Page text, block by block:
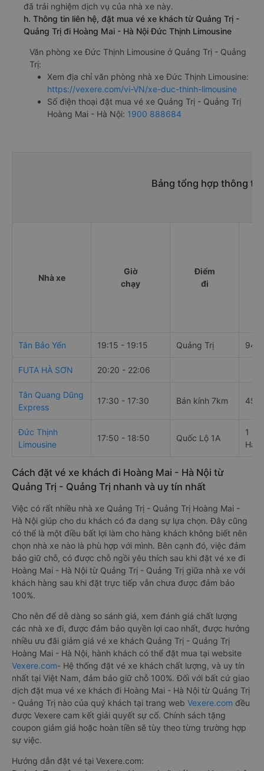
đã trải nghiệm dịch vụ của nhà xe này.
h. Thông tin liên hệ, đặt mua vé xe khách từ Quảng Trị -
Quảng Trị đi Hoàng Mai - Hà Nội Đức Thịnh Limousine
Văn phòng xe Đức Thịnh Limousine ở Quảng Trị - Quảng
Trị:
Xem địa chỉ văn phòng nhà xe Đức Thịnh Limousine:
https://vexere.com/vi-VN/xe-duc-thinh-limousine
Số điện thoại đặt mua vé xe Quảng Trị - Quảng Trị
Hoàng Mai - Hà Nội: 1900 888684
Bảng tổng hợp thông
Nhà xe
Giờ
chạy
Điểm
đi
Tân Bảo Yến 19:15 - 19:15 Quảng Trị 94
FUTA HÀ SƠN 20:20 - 22:06
Tân Quang Dũng
Express
17:30 - 17:30 Bán kính 7km 45
Đức Thịnh
Limousine
17:50 - 18:50 Quốc Lộ 1A
1
Hà
Cách đặt vé xe khách đi Hoàng Mai - Hà Nội từ
Quảng Trị - Quảng Trị nhanh và uy tín nhất
Việc có rất nhiều nhà xe Quảng Trị - Quảng Trị Hoàng Mai -
Hà Nội giúp cho du khách có đa dạng sự lựa chọn. Đây cũng
có thể là một điều bất lợi làm cho hàng khách không biết nên
chọn nhà xe nào là phù hợp với mình. Bên cạnh đó, việc đảm
bảo giữ chỗ, có được chỗ ngồi yêu thích sau khi đặt vé xe đi
Hoàng Mai - Hà Nội từ Quảng Trị - Quảng Trị giữa nhà xe với
khách hàng sau khi đặt trực tiếp vẫn chưa được đảm bảo
100%.
Cho nên để dễ dàng so sánh giá, xem đánh giá chất lượng
các nhà xe đi, được đảm bảo quyền lợi cao nhất, được hưởng
nhiều ưu đãi giảm giá vé xe khách Quảng Trị - Quảng Trị
Hoàng Mai - Hà Nội, hành khách có thể đặt mua tại website
Vexere.com- Hệ thống đặt vé xe khách chất lượng, và uy tín
nhất tại Việt Nam, đảm bảo giữ chỗ 100%. Đối với bất cứ giao
dịch đặt mua vé xe khách đi Hoàng Mai - Hà Nội từ Quảng Trị
- Quảng Trị nào của quý khách tại trang web Vexere.com đều
được Vexere cam kết giải quyết sự cố. Chính sách tặng
coupon giảm giá hoặc hoàn tiền sẽ tùy theo từng trường hợp
sự việc.
Hướng dẫn đặt vé tại Vexere.com: